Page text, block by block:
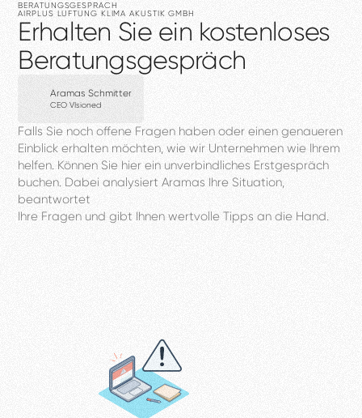
BERATUNGSGESPRÄCH
AIRPLUS LÜFTUNG KLIMA AKUSTIK GMBH
Erhalten Sie ein kostenloses
Beratungsgespräch
Aramas Schmitter
CEO VIsioned
Falls Sie noch offene Fragen haben oder einen genaueren
Einblick erhalten möchten, wie wir Unternehmen wie Ihrem
helfen. Können Sie hier ein unverbindliches Erstgespräch
buchen. Dabei analysiert Aramas Ihre Situation,
beantwortet
Ihre Fragen und gibt Ihnen wertvolle Tipps an die Hand.